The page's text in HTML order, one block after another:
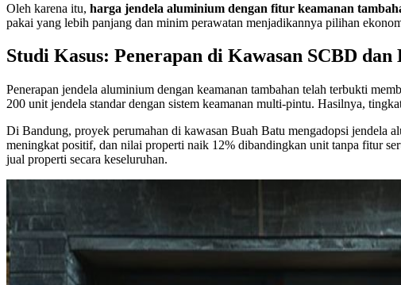
Oleh karena itu, harga jendela aluminium dengan fitur keamanan
pakai yang lebih panjang dan minim perawatan menjadikannya pilihan
Studi Kasus: Penerapan di Kawasan SCBD dan
Penerapan jendela aluminium dengan keamanan tambahan telah terbukti
200 unit jendela standar dengan sistem keamanan multi-pintu. Hasilnya,
Di Bandung, proyek perumahan di kawasan Buah Batu mengadopsi jendela
meningkat positif, dan nilai properti naik 12% dibandingkan unit tanpa fitur
jual properti secara keseluruhan.